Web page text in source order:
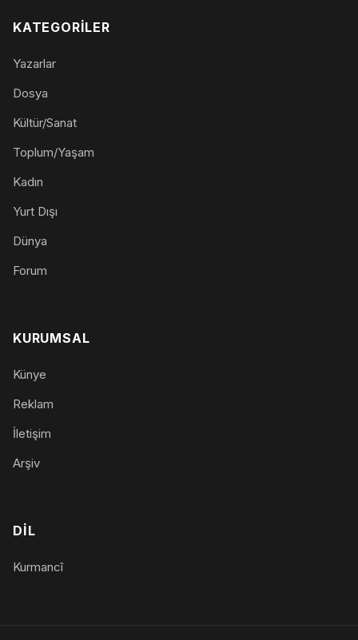
KATEGORILER
Yazarlar
Dosya
Kültür/Sanat
Toplum/Yaşam
Kadın
Yurt Dışı
Dünya
Forum
KURUMSAL
Künye
Reklam
İletişim
Arşiv
DIL
Kurmancî